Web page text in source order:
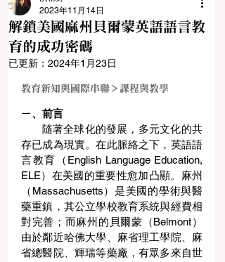
解鎖美國麻州貝爾蒙英語語言教
育的成功密碼
2023年11月14日
已更新： 2024年1月23日
教育新知與國際串聯＞ 課程與教學
ㄧ、前言
存已成為現實。在此脈絡之下，英語語
言教育（English Language Education,
ELE）在美國的重要性愈加凸顯。麻州
（Massachusetts）是美國的學術與醫
藥重鎮，其公立學校教育系統與經費相
對完善；而麻州的貝爾蒙（Belmont）
由於鄰近哈佛大學、麻省理工學院、麻
省總醫院、輝瑞等藥廠，有眾多來自世